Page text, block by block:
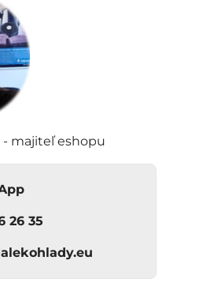
majiteľ eshopu
26 35